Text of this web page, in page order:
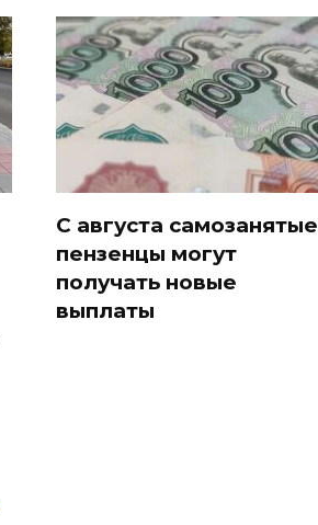
С августа самозанятые
пензенцы могут
получать новые
выплаты